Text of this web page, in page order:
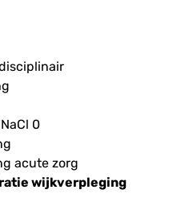
0
acute zorg
wijkverpleging